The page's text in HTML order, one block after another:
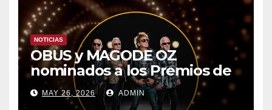
NOTICIAS
OBUS y MAGODE OZ
nominados a los Premios de
la Academia de la Música de
España- Esta noche en La 2
MAY 26, 2026 ADMIN